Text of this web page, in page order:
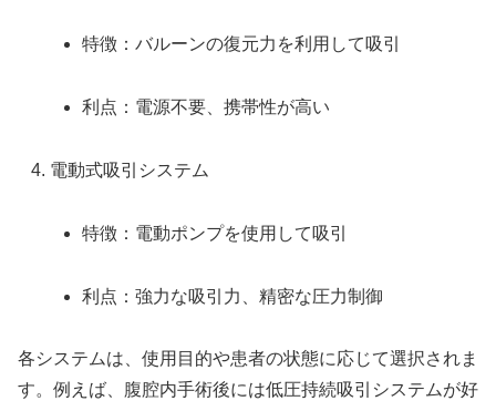
特徴：バルーンの復元力を利用して吸引
利点：電源不要、携帯性が高い
電動式吸引システム
特徴：電動ポンプを使用して吸引
利点：強力な吸引力、精密な圧力制御
各システムは、使用目的や患者の状態に応じて選択されま
す。例えば、腹腔内手術後には低圧持続吸引システムが好